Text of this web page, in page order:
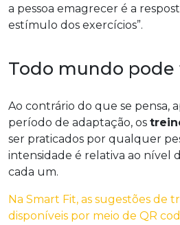
a pessoa emagrecer é a
estímulo dos exercícios”.
Todo mundo pode
Ao contrário do que se pensa,
período de adaptação, os
ser praticados por qualquer
intensidade é relativa ao nível
cada um.
Na Smart Fit, as sugestões de
disponíveis por meio de QR